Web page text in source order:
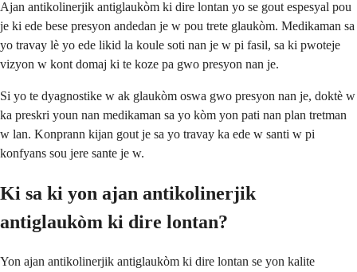
Ajan antikolinerjik antiglaukòm ki dire lontan yo se gout espesyal pou
je ki ede bese presyon andedan je w pou trete glaukòm. Medikaman sa
yo travay lè yo ede likid la koule soti nan je w pi fasil, sa ki pwoteje
vizyon w kont domaj ki te koze pa gwo presyon nan je.
Si yo te dyagnostike w ak glaukòm oswa gwo presyon nan je, doktè w
ka preskri youn nan medikaman sa yo kòm yon pati nan plan tretman
w lan. Konprann kijan gout je sa yo travay ka ede w santi w pi
konfyans sou jere sante je w.
Ki sa ki yon ajan antikolinerjik
antiglaukòm ki dire lontan?
Yon ajan antikolinerjik antiglaukòm ki dire lontan se yon kalite